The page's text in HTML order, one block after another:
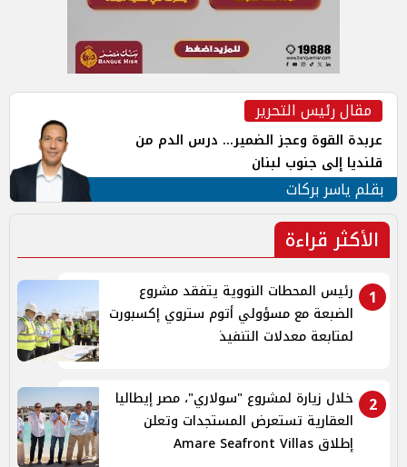
مقال رئيس التحرير
عربدة القوة وعجز الضمير... درس الدم من
قلنديا إلى جنوب لبنان
بقلم ياسر بركات
الأكثر قراءة
1
رئيس المحطات النووية يتفقد مشروع
الضبعة مع مسؤولي أتوم ستروي إكسبورت
لمتابعة معدلات التنفيذ
2
خلال زيارة لمشروع "سولاري"، مصر إيطاليا
العقارية تستعرض المستجدات وتعلن
إطلاق Amare Seafront Villas